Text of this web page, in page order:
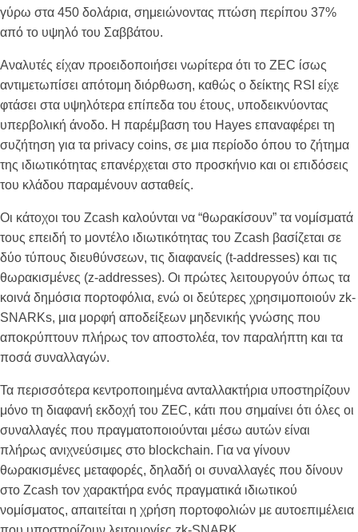
γύρω στα 450 δολάρια, σημειώνοντας πτώση περίπου 37%
από το υψηλό του Σαββάτου.
Αναλυτές είχαν προειδοποιήσει νωρίτερα ότι το ZEC ίσως
αντιμετωπίσει απότομη διόρθωση, καθώς ο δείκτης RSI είχε
φτάσει στα υψηλότερα επίπεδα του έτους, υποδεικνύοντας
υπερβολική άνοδο. Η παρέμβαση του Hayes επαναφέρει τη
συζήτηση για τα privacy coins, σε μια περίοδο όπου το ζήτημα
της ιδιωτικότητας επανέρχεται στο προσκήνιο και οι επιδόσεις
του κλάδου παραμένουν ασταθείς.
Οι κάτοχοι του Zcash καλούνται να “θωρακίσουν” τα νομίσματά
τους επειδή το μοντέλο ιδιωτικότητας του Zcash βασίζεται σε
δύο τύπους διευθύνσεων, τις διαφανείς (t-addresses) και τις
θωρακισμένες (z-addresses). Οι πρώτες λειτουργούν όπως τα
κοινά δημόσια πορτοφόλια, ενώ οι δεύτερες χρησιμοποιούν zk-
SNARKs, μια μορφή αποδείξεων μηδενικής γνώσης που
αποκρύπτουν πλήρως τον αποστολέα, τον παραλήπτη και τα
ποσά συναλλαγών.
Τα περισσότερα κεντροποιημένα ανταλλακτήρια υποστηρίζουν
μόνο τη διαφανή εκδοχή του ZEC, κάτι που σημαίνει ότι όλες οι
συναλλαγές που πραγματοποιούνται μέσω αυτών είναι
πλήρως ανιχνεύσιμες στο blockchain. Για να γίνουν
θωρακισμένες μεταφορές, δηλαδή οι συναλλαγές που δίνουν
στο Zcash τον χαρακτήρα ενός πραγματικά ιδιωτικού
νομίσματος, απαιτείται η χρήση πορτοφολιών με αυτοεπιμέλεια